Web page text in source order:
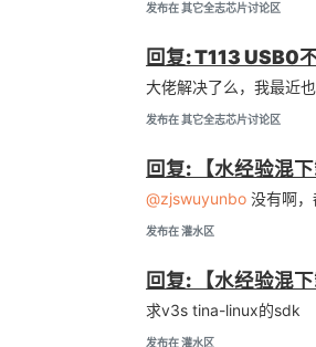
发布在 其它全志芯片讨论区
回复: T113 USB0
大佬解决了么，我最近
发布在 其它全志芯片讨论区
回复: 【水经验混
@zjswuyunbo 没有啊
发布在 灌水区
回复: 【水经验混
求v3s tina-linux的sdk
发布在 灌水区